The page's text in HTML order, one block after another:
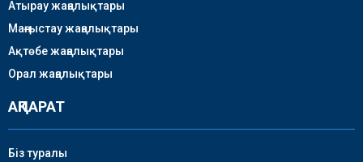
Атырау жаңалықтары
Маңғыстау жаңалықтары
Ақтөбе жаңалықтары
Орал жаңалықтары
АҚПАРАТ
Біз туралы